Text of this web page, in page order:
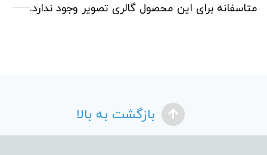
متاسفانه برای این محصول گالری تصویر وجود ندارد.
بازگشت به بالا